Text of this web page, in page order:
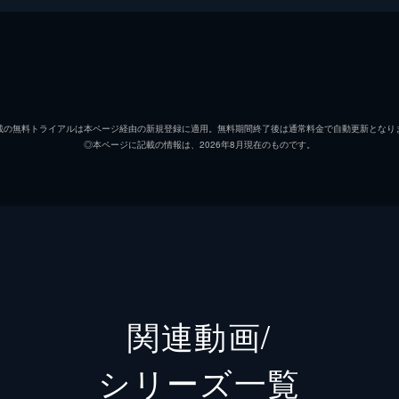
飛龍つかさ
無料トライアルは本ページ経由の新規登録に適用。無料期間終了後は通常料金で自動更新となり
◎本ページに記載の情報は、2026年8月現在のものです。
関連動画/
シリーズ⼀覧